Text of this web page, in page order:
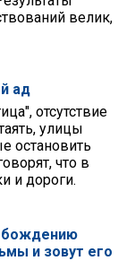
велик,
ад
отсутствие
улицы
остановить
что в
и дороги.
и зовут его